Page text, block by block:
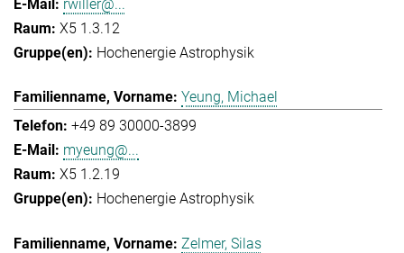
rwiller@...
X5 1.3.12
Hochenergie Astrophysik
Yeung, Michael
+49 89 30000-3899
myeung@...
X5 1.2.19
Hochenergie Astrophysik
Zelmer, Silas